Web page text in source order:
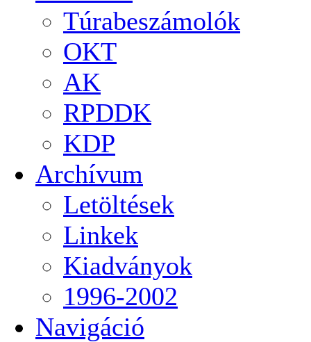
Túrabeszámolók
OKT
AK
RPDDK
KDP
Archívum
Letöltések
Linkek
Kiadványok
1996-2002
Navigáció